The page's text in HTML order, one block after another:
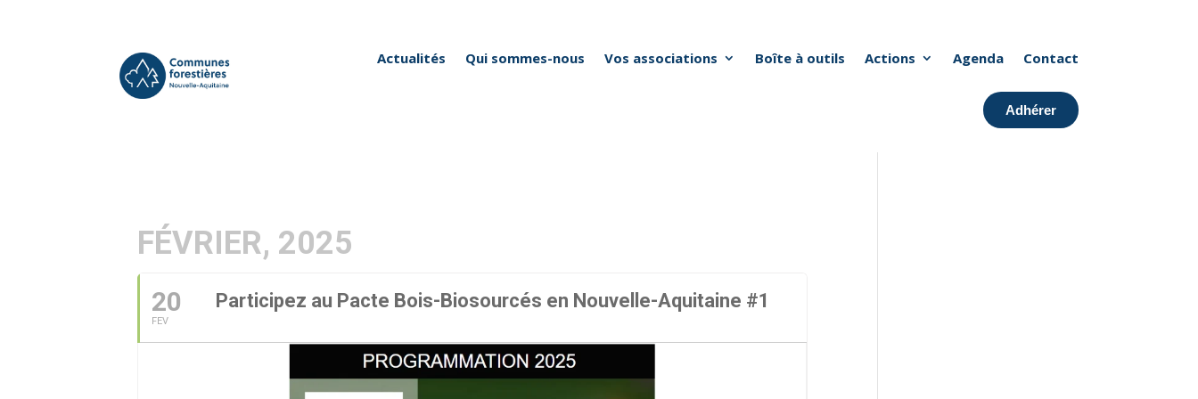
Actualités Qui sommes-nous Vos associations Boîte à outils Actions Agenda Contact
Adhérer
FÉVRIER, 2025
20
FEV
Participez au Pacte Bois-Biosourcés en Nouvelle-Aquitaine #1